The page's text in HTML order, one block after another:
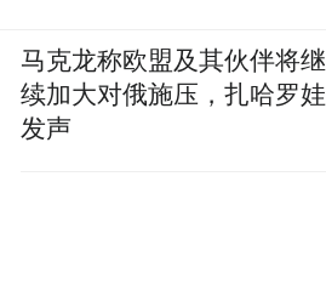
马克龙称欧盟及其伙伴将继
续加大对俄施压，扎哈罗娃
发声